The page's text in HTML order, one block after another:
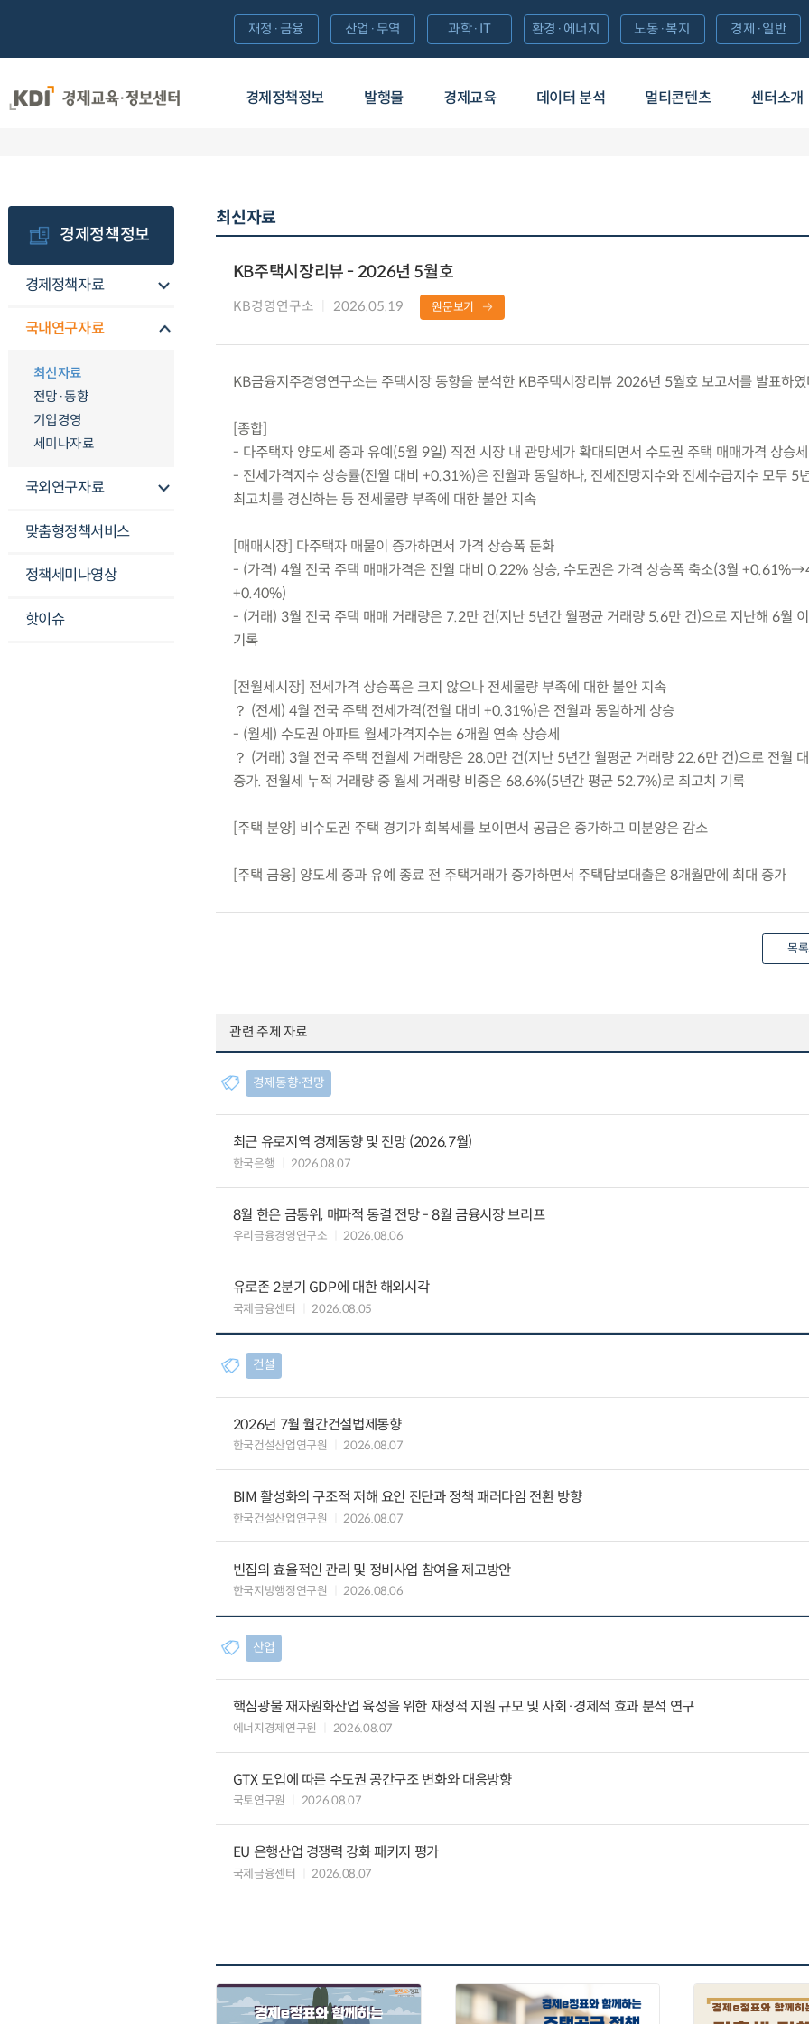
경제정책정보 발행물 경제교육 데이터 분석 멀티콘텐츠 센터소개
재정·금융 산업·무역 과학·IT 환경·에너지 노동·복지 경제·일반
경제정책정보
경제정책자료
국내연구자료
최신자료
전망·동향
기업경영
세미나자료
국외연구자료
맞춤형정책서비스
정책세미나영상
핫이슈
최신자료
KB주택시장리뷰 - 2026년 5월호
KB경영연구소 2026.05.19 원문보기
KB금융지주경영연구소는 주택시장 동향을 분석한 KB주택시장리뷰 2026년 5월호 보고서를 발표하였
[종합]
- 다주택자 양도세 중과 유예(5월 9일) 직전 시장 내 관망세가 확대되면서 수도권 주택 매매가격 상승
- 전세가격지수 상승률(전월 대비 +0.31%)은 전월과 동일하나, 전세전망지수와 전세수급지수 모두 5
최고치를 경신하는 등 전세물량 부족에 대한 불안 지속
[매매시장] 다주택자 매물이 증가하면서 가격 상승폭 둔화
- (가격) 4월 전국 주택 매매가격은 전월 대비 0.22% 상승, 수도권은 가격 상승폭 축소(3월
+0.40%)
- (거래) 3월 전국 주택 매매 거래량은 7.2만 건(지난 5년간 월평균 거래량 5.6만 건)으로 지난해 6월
기록
[전월세시장] 전세가격 상승폭은 크지 않으나 전세물량 부족에 대한 불안 지속
？ (전세) 4월 전국 주택 전세가격(전월 대비 +0.31%)은 전월과 동일하게 상승
- (월세) 수도권 아파트 월세가격지수는 6개월 연속 상승세
？ (거래) 3월 전국 주택 전월세 거래량은 28.0만 건(지난 5년간 월평균 거래량 22.6만 건)으로 전월
증가. 전월세 누적 거래량 중 월세 거래량 비중은 68.6%(5년간 평균 52.7%)로 최고치 기록
[주택 분양] 비수도권 주택 경기가 회복세를 보이면서 공급은 증가하고 미분양은 감소
[주택 금융] 양도세 중과 유예 종료 전 주택거래가 증가하면서 주택담보대출은 8개월만에 최대 증가
목
관련 주제 자료
경제동향∙전망
최근 유로지역 경제동향 및 전망 (2026.7월)
한국은행 2026.08.07
8월 한은 금통위, 매파적 동결 전망 - 8월 금융시장 브리프
우리금융경영연구소 2026.08.06
유로존 2분기 GDP에 대한 해외시각
국제금융센터 2026.08.05
건설
2026년 7월 월간건설법제동향
한국건설산업연구원 2026.08.07
BIM 활성화의 구조적 저해 요인 진단과 정책 패러다임 전환 방향
한국건설산업연구원 2026.08.07
빈집의 효율적인 관리 및 정비사업 참여율 제고방안
한국지방행정연구원 2026.08.06
산업
핵심광물 재자원화산업 육성을 위한 재정적 지원 규모 및 사회·경제적 효과 분석 연구
에너지경제연구원 2026.08.07
GTX 도입에 따른 수도권 공간구조 변화와 대응방향
국토연구원 2026.08.07
EU 은행산업 경쟁력 강화 패키지 평가
국제금융센터 2026.08.07